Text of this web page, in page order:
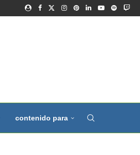
contenido para